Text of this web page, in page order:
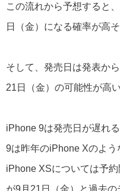
この流れから予想すると
日（金）になる確率が高そ
そして、発売日は発表か
21日（金）の可能性が高い
iPhone 9は発売日が遅れ
9は昨年のiPhone Xのよう
iPhone XSについては予